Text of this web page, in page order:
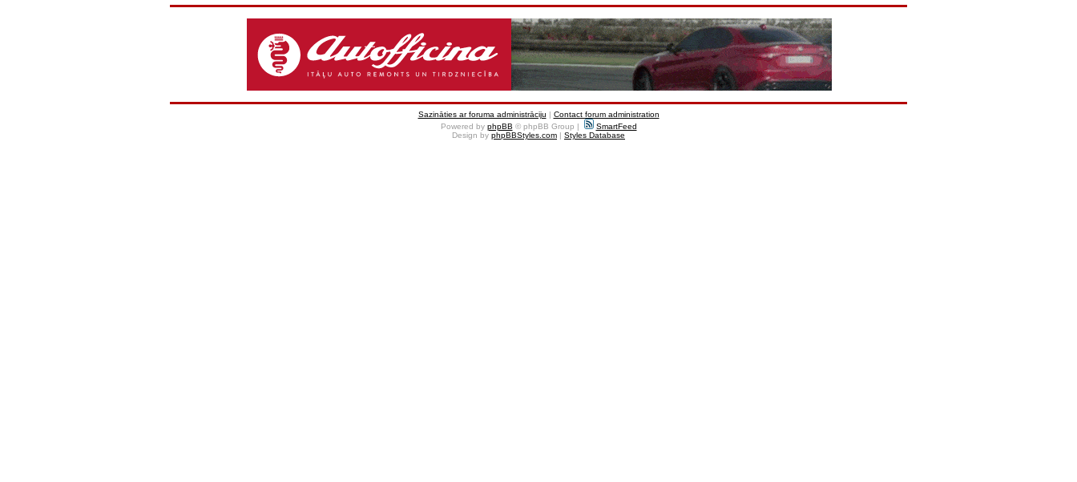
Sazināties ar foruma administrāciju | Contact forum administration
Powered by phpBB © phpBB Group |
SmartFeed
Design by phpBBStyles.com | Styles Database